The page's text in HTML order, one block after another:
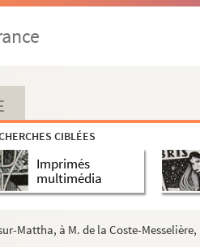
CIBLÉES
Imprimés
multimédia
Mattha, à M. de la Coste-
de la Roche-Bertin, les Basses-
sur-Mer, du prieuré du Petit-
sur-Mer, la Rivière de Vaux,
événements de la Révolution de ...
armateurs et de divers autres